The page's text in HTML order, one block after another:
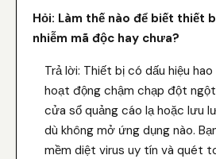
Hỏi: Làm thế nào để biết thiết
nhiễm mã độc hay chưa?
Trả lời: Thiết bị có dấu hiệu
hoạt động chậm chạp đột
cửa sổ quảng cáo lạ hoặc lưu
dù không mở ứng dụng nào.
mềm diệt virus uy tín và quét